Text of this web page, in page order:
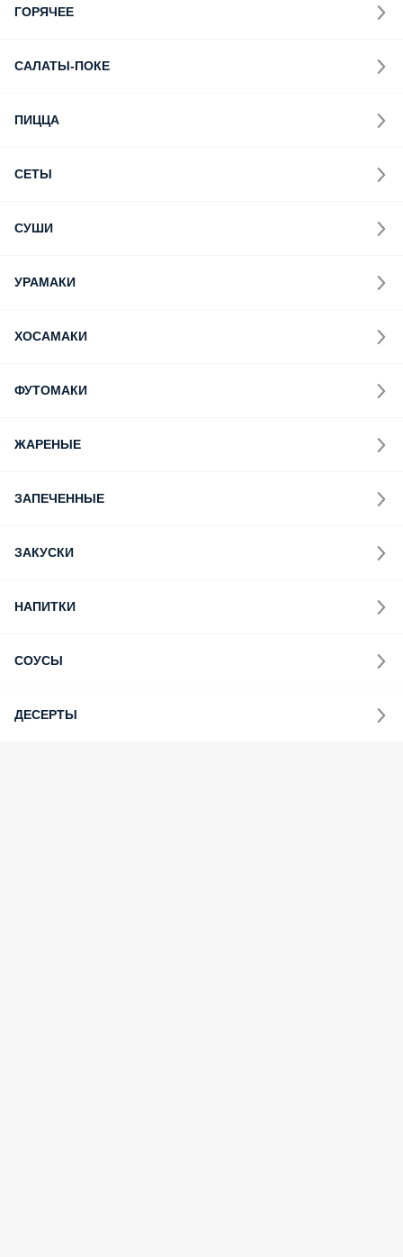
ГОРЯЧЕЕ
САЛАТЫ-ПОКЕ
ПИЦЦА
СЕТЫ
СУШИ
УРАМАКИ
ХОСАМАКИ
ФУТОМАКИ
ЖАРЕНЫЕ
ЗАПЕЧЕННЫЕ
ЗАКУСКИ
НАПИТКИ
СОУСЫ
ДЕСЕРТЫ